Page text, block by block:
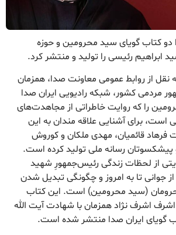
دو کتاب گویای سید محرومین و حوزه
ابراهیم رئیسی را تولید و منتشر کرد.
نقل از روابط عمومی معاونت صدا، همزمان
مردمی کشور، شبکه رادیویی ایران صدا
را که روایت خاطراتی از مجاهدت‌های
است، برای آشنایی علاقه مندان به این
فرهاد قائمیان، مهدی ملکان و کوروش
و پیشکسوتان رسانه ملی تولید کرده است.
از لحظات زندگی رئیس‌جمهورِ شهید
جوانی تا به امروز و چگونگی تبدیل شدن
(سید محرومین) است. این کتاب
اشرف اشرف نژاد همزمان با شهادت آیت الله
گویای ایران صدا منتشر شده است.